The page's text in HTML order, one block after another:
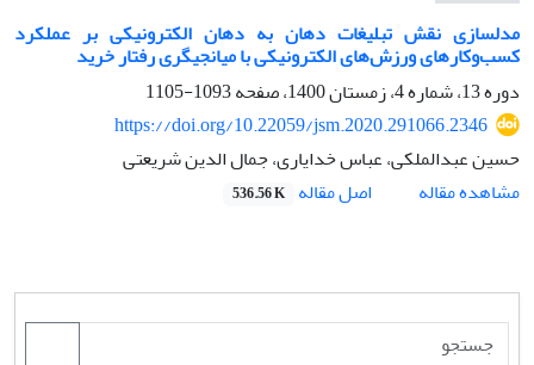
مدلسازی نقش تبلیغات دهان به دهان الکترونیکی بر عملکرد
کسب‌وکارهای ورزش‌های الکترونیکی با میانجیگری رفتار خرید
دوره 13، شماره 4، زمستان 1400، صفحه
1093-1105
https://doi.org/10.22059/jsm.2020.291066.2346
حسین عبدالملکی، عباس خدایاری، جمال الدین شریعتی
مشاهده مقاله
اصل مقاله 536.56 K